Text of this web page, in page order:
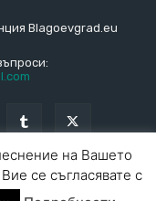
Blagoevgrad.eu
|
на Вашето
се съгласявате с